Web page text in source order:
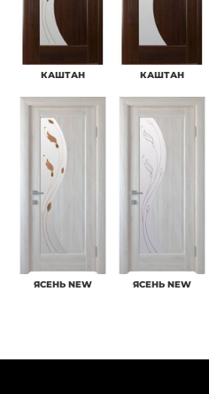
КАШТАН КАШТАН
ЯСЕНЬ NEW ЯСЕНЬ NEW